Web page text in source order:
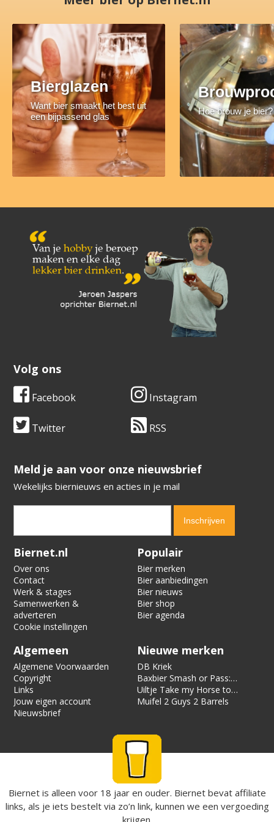
Bierglazen
Want bier smaakt het best uit
een bijpassend glas
Hoe brouw je bier?
Volg ons
Facebook Instagram
Twitter RSS
​​​​​​​Meld je aan voor onze nieuwsbrief
Wekelijks biernieuws en acties in je mail
Verification code:
Biernet.nl
Over ons
Contact
Werk & stages
Samenwerken &
adverteren
Cookie instellingen
Populair
Bier merken
Bier aanbiedingen
Bier nieuws
Bier shop
Bier agenda
Algemeen
Algemene Voorwaarden
Copyright
Links
Jouw eigen account
Nieuwsbrief
Nieuwe merken
DB Kriek
Baxbier Smash or Pass:
Strata
Uiltje Take my Horse to
the Hotel Room
Muifel 2 Guys 2 Barrels
Biernet is alleen voor 18 jaar en ouder. Biernet bevat affiliate
links, als je iets bestelt via zo’n link, kunnen we een vergoeding